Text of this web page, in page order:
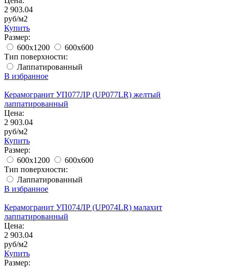
2 903.04
руб/м2
Купить
Размер:
600x1200
600x600
Тип поверхности:
Лаппатированный
В избранное
Керамогранит УП077ЛР (UP077LR) желтый
лаппатированный
Цена:
2 903.04
руб/м2
Купить
Размер:
600x1200
600x600
Тип поверхности:
Лаппатированный
В избранное
Керамогранит УП074ЛР (UP074LR) малахит
лаппатированный
Цена:
2 903.04
руб/м2
Купить
Размер: